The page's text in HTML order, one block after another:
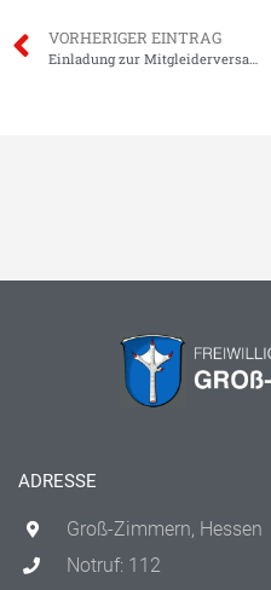
VORHERIGER EINTRAG
Einladung zur Mitgleiderversammlung am 31.03.2023
ADRESSE
Groß-Zimmern, Hessen
Notruf: 112